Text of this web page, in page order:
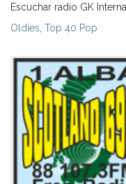
Escuchar radio GK
Oldies Top 40 Pop